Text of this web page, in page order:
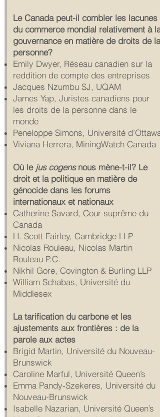
Le Canada peut-il combler les lacunes
du commerce mondial relativement à la
gouvernance en matière de droits de la
personne?
Emily Dwyer, Réseau canadien sur la
reddition de compte des entreprises
Jacques Nzumbu SJ, UQAM
James Yap, Juristes canadiens pour
les droits de la personne dans le
monde
Peneloppe Simons, Université d’Ottawa
Viviana Herrera, MiningWatch Canada
Où lejus cogensnous mène-t-il? Le
droit et la politique en matière de
génocide dans les forums
internationaux et nationaux
Catherine Savard, Cour suprême du
Canada
H. Scott Fairley, Cambridge LLP
Nicolas Rouleau, Nicolas Martin
Rouleau P.C.
Nikhil Gore, Covington & Burling LLP
William Schabas, Université du
Middlesex
La tarification du carbone et les
ajustements aux frontières : de la
parole aux actes
Brigid Martin, Université du Nouveau-
Brunswick
Caroline Marful, Université Queen’s
Emma Pandy-Szekeres, Université du
Nouveau-Brunswick
Isabelle Nazarian, Université Queen’s